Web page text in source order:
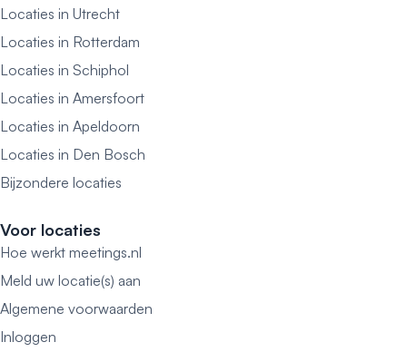
Locaties in Utrecht
Locaties in Rotterdam
Locaties in Schiphol
Locaties in Amersfoort
Locaties in Apeldoorn
Locaties in Den Bosch
Bijzondere locaties
Voor locaties
Hoe werkt meetings.nl
Meld uw locatie(s) aan
Algemene voorwaarden
Inloggen